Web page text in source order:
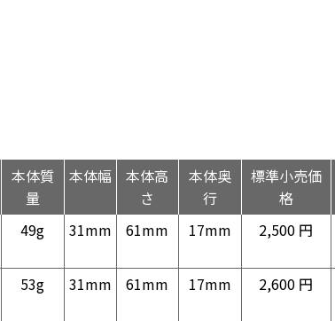
本体質
量
本体幅
本体高
さ
本体奥
行
標準小売価
格
49g 31mm 61mm 17mm 2,500 円
53g 31mm 61mm 17mm 2,600 円